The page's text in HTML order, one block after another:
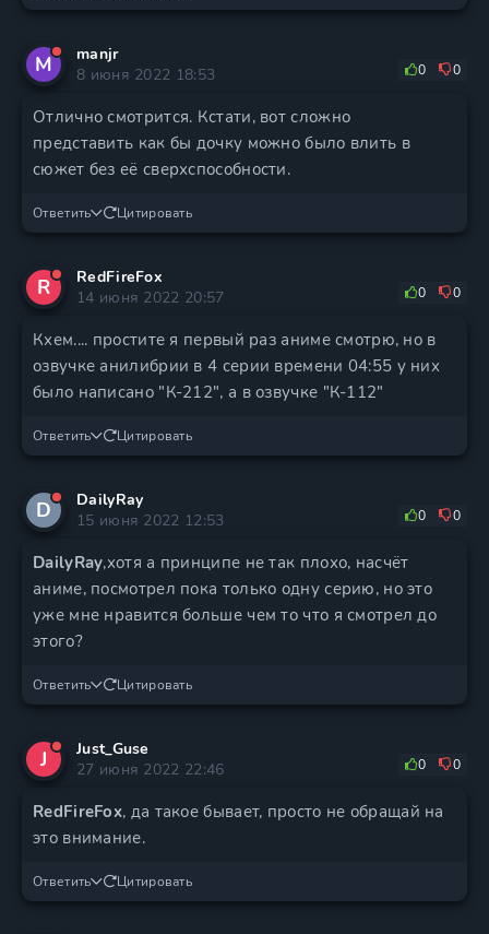
M
manjr
8 июня 2022 18:53
0 0
Отлично смотрится. Кстати, вот сложно
представить как бы дочку можно было влить в
сюжет без её сверхспособности.
Ответить Цитировать
R
RedFireFox
14 июня 2022 20:57
0 0
Кхем.... простите я первый раз аниме смотрю, но в
озвучке анилибрии в 4 серии времени 04:55 у них
было написано "К-212", а в озвучке "К-112"
Ответить Цитировать
D
DailyRay
15 июня 2022 12:53
0 0
DailyRay,хотя а принципе не так плохо, насчёт
аниме, посмотрел пока только одну серию, но это
уже мне нравится больше чем то что я смотрел до
этого?
Ответить Цитировать
J
Just_Guse
27 июня 2022 22:46
0 0
RedFireFox, да такое бывает, просто не обращай на
это внимание.
Ответить Цитировать